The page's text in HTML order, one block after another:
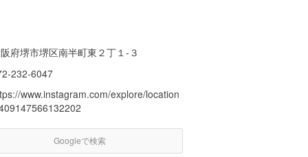
府堺市堺区南半町東２丁１-３
232-6047
www.instagram.com/explore/location
Googleで検索